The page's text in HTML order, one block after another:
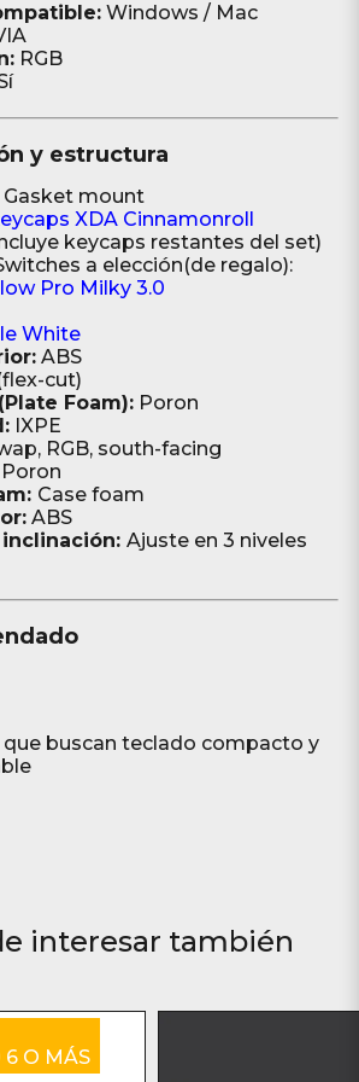
Windows / Mac
RGB
y estructura
mount
XDA Cinnamonroll
keycaps restantes del set)
a elección(de regalo):
Pro Milky 3.0
White
ABS
cut)
Foam):Poron
IXPE
RGB, south-facing
Poron
Case foam
ABS
Ajuste en 3 niveles
que buscan teclado compacto y
interesar también
6 O MÁS